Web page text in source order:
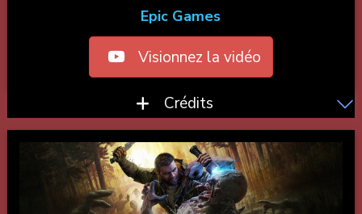
Epic Games
Visionnez la vidéo
Crédits